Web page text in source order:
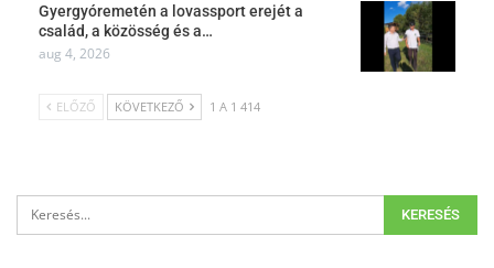
Gyergyóremetén a lovassport erejét a
család, a közösség és a…
aug 4, 2026
ELŐZŐ KÖVETKEZŐ 1 A 1 414